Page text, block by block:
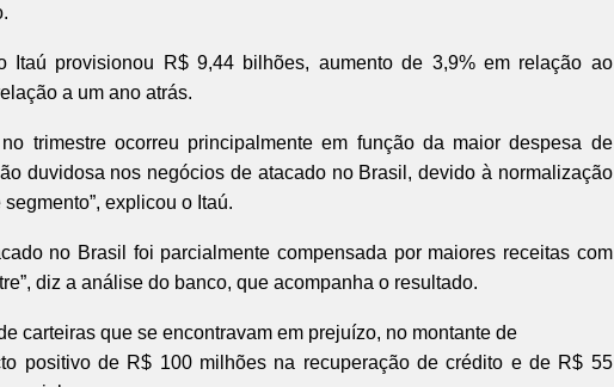
Itaú provisionou R$ 9,44 bilhões, aumento de 3,9% em relação ao
a um ano atrás.
trimestre ocorreu principalmente em função da maior despesa de
duvidosa nos negócios de atacado no Brasil, devido à normalização
explicou o Itaú.
no Brasil foi parcialmente compensada por maiores receitas com
diz a análise do banco, que acompanha o resultado.
carteiras que se encontravam em prejuízo, no montante de
positivo de R$ 100 milhões na recuperação de crédito e de R$ 55